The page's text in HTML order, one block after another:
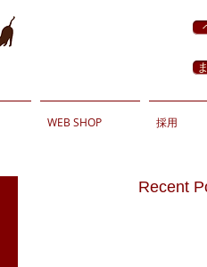
WEB SHOP 採用
Recent